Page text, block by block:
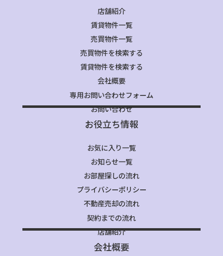
店舗紹介
賃貸物件一覧
売買物件一覧
売買物件を検索する
賃貸物件を検索する
会社概要
専用お問い合わせフォーム
お問い合わせ
お役立ち情報
お気に入り一覧
お知らせ一覧
お部屋探しの流れ
プライバシーポリシー
不動産売却の流れ
契約までの流れ
店舗紹介
会社概要